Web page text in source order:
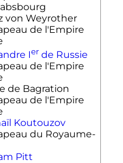
von Weyrother
Ier de Russie
de Bagration
Koutouzov
Pitt